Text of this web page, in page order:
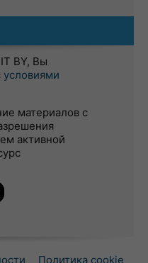
BY, Вы
условиями
материалов с
активной
Политика cookie